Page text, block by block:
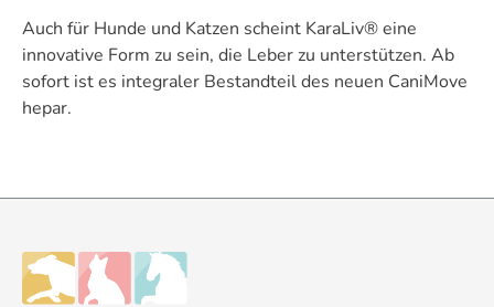
Auch für Hunde und Katzen scheint KaraLiv® eine
innovative Form zu sein, die Leber zu unterstützen. Ab
sofort ist es integraler Bestandteil des neuen CaniMove
hepar.